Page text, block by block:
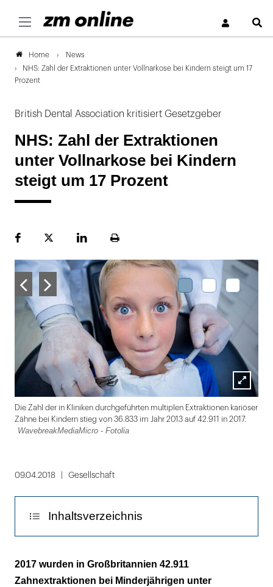
Home
News
NHS: Zahl der Extraktionen unter Vollnarkose bei Kindern steigt um 17
Prozent
British Dental Association kritisiert Gesetzgeber
NHS: Zahl der Extraktionen
unter Vollnarkose bei Kindern
steigt um 17 Prozent
FacebookPlattformLinekdInSeite
Lightbox
öffnen
Die Zahl der in Kliniken durchgeführten multiplen Extraktionen kariöser
Zähne bei Kindern stieg von 36.833 im Jahr 2013 auf 42.911 in 2017.
WavebreakMediaMicro - Fotolia
1
09.04.2018 Gesellschaft
Inhaltsverzeichnis
BDA hält Regierungspläne für
"unambitioniert"
2017 wurden in Großbritannien 42.911
Zahnextraktionen bei Minderjährigen unter